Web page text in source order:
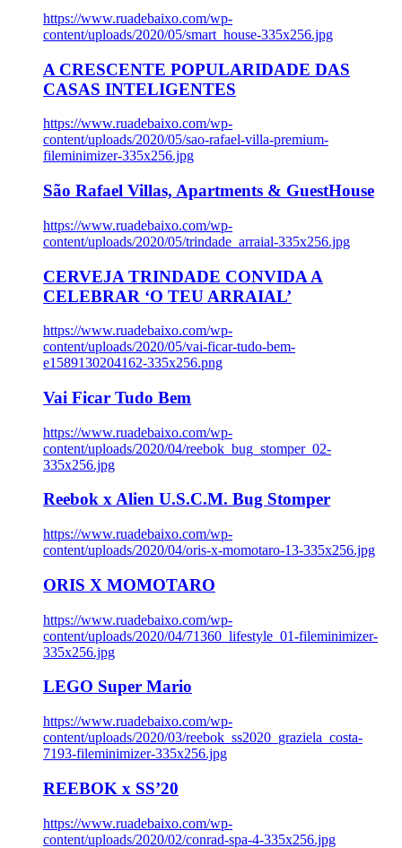
https://www.ruadebaixo.com/wp-
content/uploads/2020/05/smart_house-335x256.jpg
A CRESCENTE POPULARIDADE DAS
CASAS INTELIGENTES
https://www.ruadebaixo.com/wp-
content/uploads/2020/05/sao-rafael-villa-premium-
fileminimizer-335x256.jpg
São Rafael Villas, Apartments & GuestHouse
https://www.ruadebaixo.com/wp-
content/uploads/2020/05/trindade_arraial-335x256.jpg
CERVEJA TRINDADE CONVIDA A
CELEBRAR ‘O TEU ARRAIAL’
https://www.ruadebaixo.com/wp-
content/uploads/2020/05/vai-ficar-tudo-bem-
e1589130204162-335x256.png
Vai Ficar Tudo Bem
https://www.ruadebaixo.com/wp-
content/uploads/2020/04/reebok_bug_stomper_02-
335x256.jpg
Reebok x Alien U.S.C.M. Bug Stomper
https://www.ruadebaixo.com/wp-
content/uploads/2020/04/oris-x-momotaro-13-335x256.jpg
ORIS X MOMOTARO
https://www.ruadebaixo.com/wp-
content/uploads/2020/04/71360_lifestyle_01-fileminimizer-
335x256.jpg
LEGO Super Mario
https://www.ruadebaixo.com/wp-
content/uploads/2020/03/reebok_ss2020_graziela_costa-
7193-fileminimizer-335x256.jpg
REEBOK x SS’20
https://www.ruadebaixo.com/wp-
content/uploads/2020/02/conrad-spa-4-335x256.jpg